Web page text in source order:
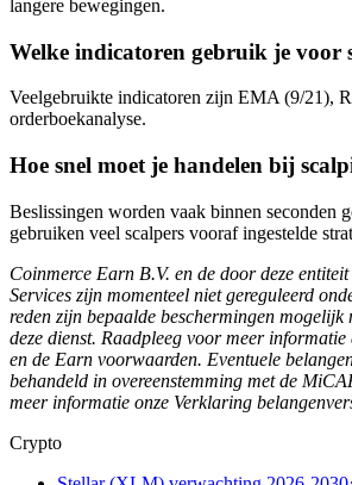
langere bewegingen.
Welke indicatoren gebruik je voor
Veelgebruikte indicatoren zijn EMA (9/21),
orderboekanalyse.
Hoe snel moet je handelen bij
Beslissingen worden vaak binnen seconden
gebruiken veel scalpers vooraf ingestelde
Coinmerce Earn B.V. en de door deze
Services zijn momenteel niet gereguleerd
reden zijn bepaalde beschermingen mogelijk
deze dienst. Raadpleeg voor meer
en de Earn voorwaarden. Eventuele
behandeld in overeenstemming met de
meer informatie onze Verklaring
Crypto